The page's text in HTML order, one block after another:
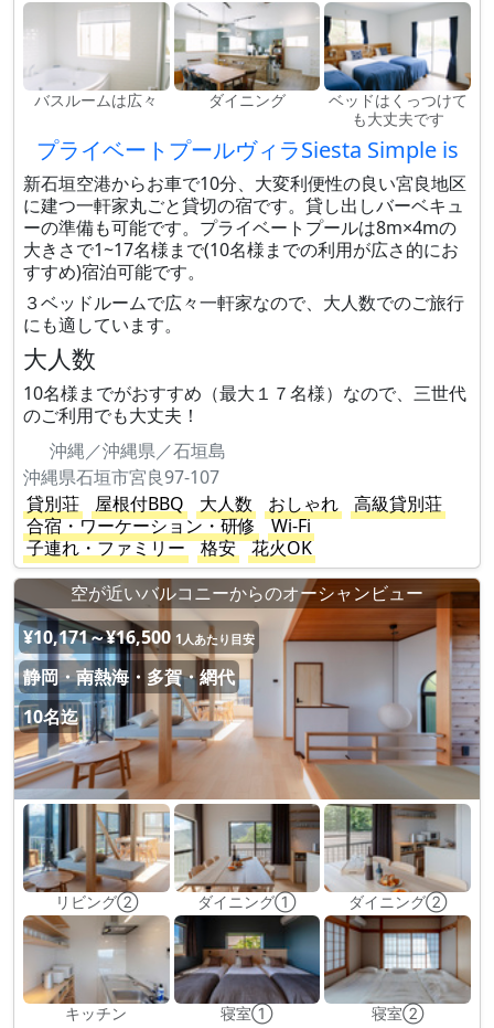
バスルームは広々 ダイニング
ベッドはくっつけて
も大丈夫です
プライベートプールヴィラSiesta Simple is
新石垣空港からお車で10分、大変利便性の良い宮良地区
に建つ一軒家丸ごと貸切の宿です。貸し出しバーベキュ
ーの準備も可能です。プライベートプールは8m×4mの
大きさで1~17名様まで(10名様までの利用が広さ的にお
すすめ)宿泊可能です。
３ベッドルームで広々一軒家なので、大人数でのご旅行
にも適しています。
大人数
10名様までがおすすめ（最大１７名様）なので、三世代
のご利用でも大丈夫！
沖縄／沖縄県／石垣島
沖縄県石垣市宮良97-107
貸別荘
屋根付BBQ 大人数 おしゃれ
高級貸別荘
合宿・ワーケーション・研修
Wi-Fi
子連れ・ファミリー
格安
花火OK
空が近いバルコニーからのオーシャンビュー
¥10,171～¥16,500 1人あたり目安
静岡・南熱海・多賀・網代
10名迄
リビング② ダイニング① ダイニング②
キッチン 寝室① 寝室②